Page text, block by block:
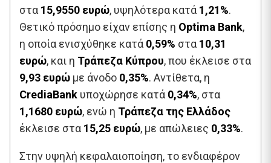
στα 15,9550 ευρώ, υψηλότερα κατά 1,21%.
Θετικό πρόσημο είχαν επίσης η Optima Bank,
η οποία ενισχύθηκε κατά 0,59% στα 10,31
ευρώ, και η Τράπεζα Κύπρου, που έκλεισε στα
9,93 ευρώ με άνοδο 0,35%. Αντίθετα, η
CrediaBank υποχώρησε κατά 0,34%, στα
1,1680 ευρώ, ενώ η Τράπεζα της Ελλάδος
έκλεισε στα 15,25 ευρώ, με απώλειες 0,33%.
Στην υψηλή κεφαλαιοποίηση, το ενδιαφέρον